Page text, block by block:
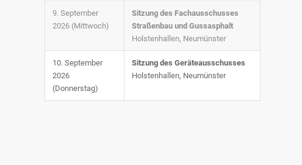
9. September
2026 (Mittwoch)
Sitzung des Fachausschusses
Straßenbau und Gussasphalt
Holstenhallen, Neumünster
10. September
2026
(Donnerstag)
Sitzung des Geräteausschusses
Holstenhallen, Neumünster